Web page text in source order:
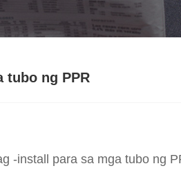
tubo ng PPR
-install para sa mga tubo ng